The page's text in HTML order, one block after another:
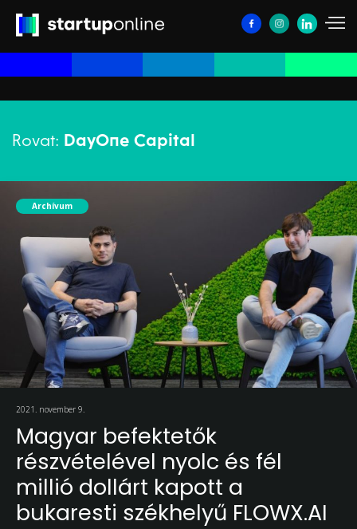
Rovat: DayOne Capital
Archívum
2021. november 9.
Magyar befektetők
részvételével nyolc és fél
millió dollárt kapott a
bukaresti székhelyű FLOWX.AI